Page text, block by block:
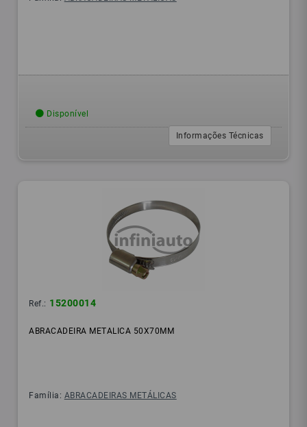
Disponível
Informações Técnicas
Ref.: 15200014
ABRACADEIRA METALICA 50X70MM
Família: ABRACADEIRAS METÁLICAS